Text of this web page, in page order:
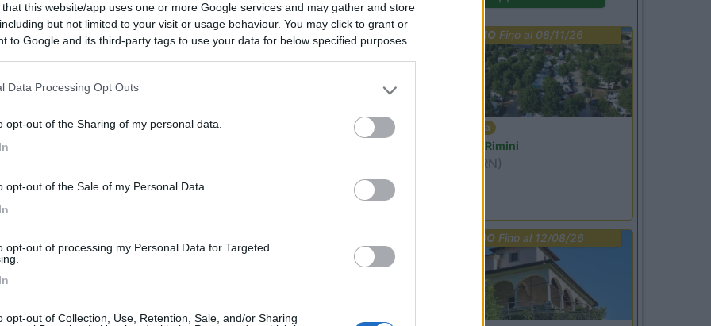
that this website/app uses one or more Google services and may gather and store
but not limited to your visit or usage behaviour. You may click to grant or
to Google and its third-party tags to use your data for below specified purposes
Data Processing Opt Outs
opt-out of the Sharing of my personal data.
opt-out of the Sale of my Personal Data.
opt-out of processing my Personal Data for Targeted
opt-out of Collection, Use, Retention, Sale, and/or Sharing
/ Posizione
6 veicoli, cani accettati solo su preavviso
70,
Posizione
Cascina Mombello, ampi spazi per i bimbi,...
- 608.7km
PROMO Fino al 08/11/26
Emilia Romagna
Camper Park Rimini
(RN)
PROMO Fino al 12/08/26